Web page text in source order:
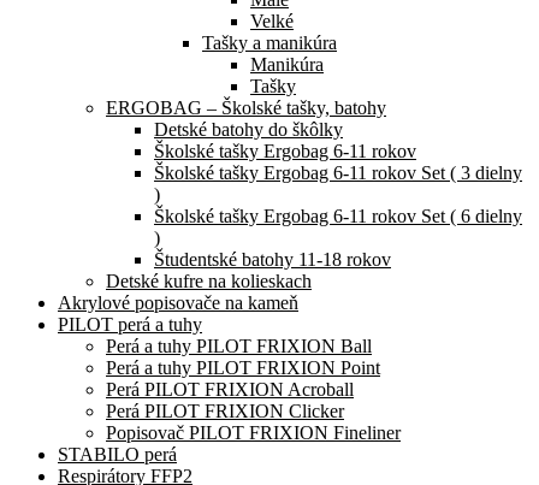
Velké
Tašky a manikúra
Manikúra
Tašky
ERGOBAG – Školské tašky, batohy
Detské batohy do škôlky
Školské tašky Ergobag 6-11 rokov
Školské tašky Ergobag 6-11 rokov Set ( 3 dielny
)
Školské tašky Ergobag 6-11 rokov Set ( 6 dielny
)
Študentské batohy 11-18 rokov
Detské kufre na kolieskach
Akrylové popisovače na kameň
PILOT perá a tuhy
Perá a tuhy PILOT FRIXION Ball
Perá a tuhy PILOT FRIXION Point
Perá PILOT FRIXION Acroball
Perá PILOT FRIXION Clicker
Popisovač PILOT FRIXION Fineliner
STABILO perá
Respirátory FFP2